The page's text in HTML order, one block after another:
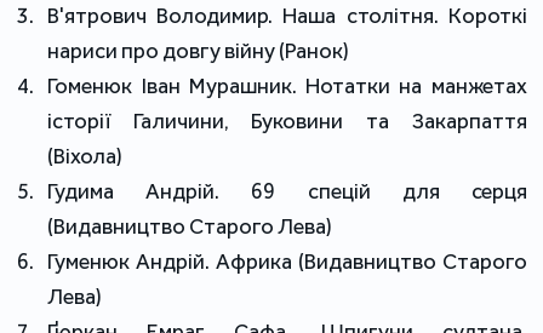
В'ятрович Володимир. Наша столітня. Короткі
нариси про довгу війну (Ранок)
Гоменюк Іван Мурашник. Нотатки на манжетах
історії Галичини, Буковини та Закарпаття
(Віхола)
Гудима Андрій. 69 спецій для серця
(Видавництво Старого Лева)
Гуменюк Андрій. Африка (Видавництво Старого
Лева)